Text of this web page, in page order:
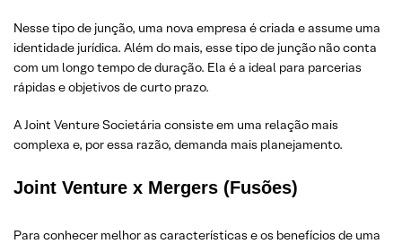
Nesse tipo de junção, uma nova empresa é criada e assume uma
identidade jurídica. Além do mais, esse tipo de junção não conta
com um longo tempo de duração. Ela é a ideal para parcerias
rápidas e objetivos de curto prazo.
A Joint Venture Societária consiste em uma relação mais
complexa e, por essa razão, demanda mais planejamento.
Joint Venture x Mergers (Fusões)
Para conhecer melhor as características e os benefícios de uma